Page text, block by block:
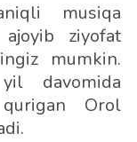
musiqa
ziyofat
mumkin.
davomida
Orol